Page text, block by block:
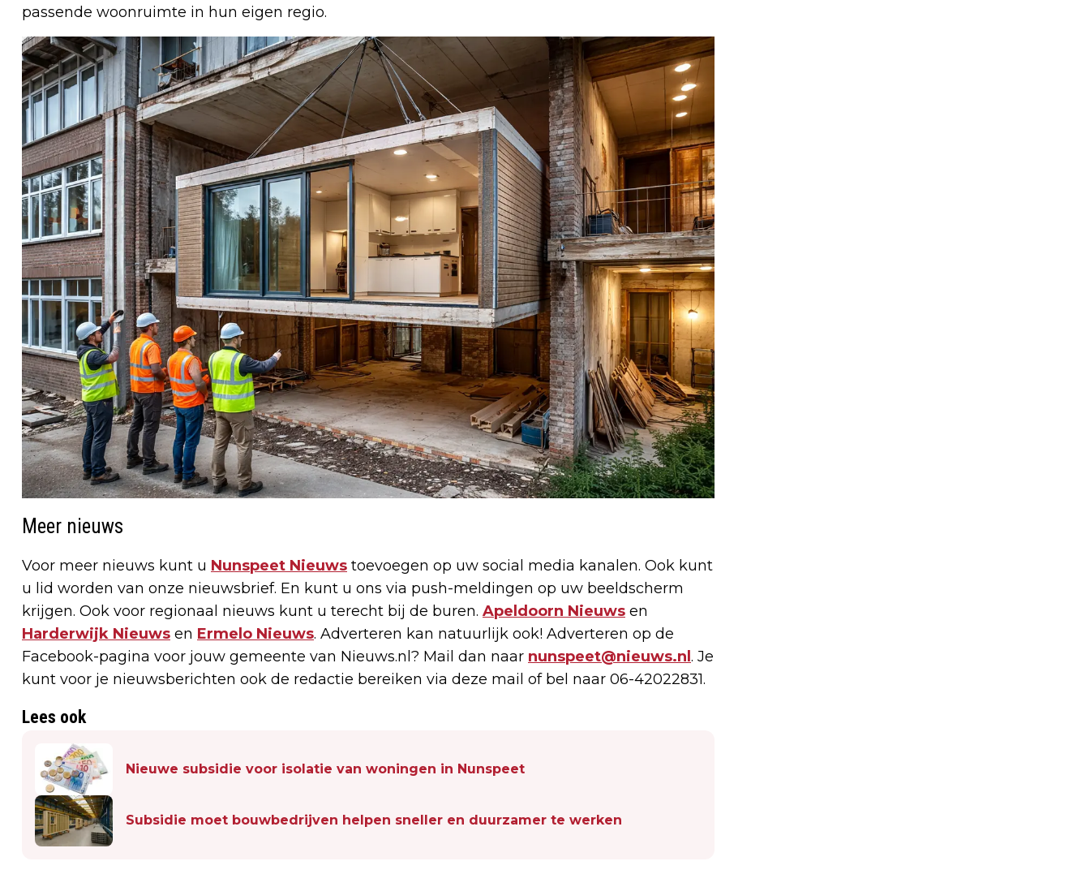
passende woonruimte in hun eigen regio.
Meer nieuws
Voor meer nieuws kunt u Nunspeet Nieuws toevoegen op uw social media kanalen. Ook kunt
u lid worden van onze nieuwsbrief. En kunt u ons via push-meldingen op uw beeldscherm
krijgen. Ook voor regionaal nieuws kunt u terecht bij de buren. Apeldoorn Nieuws en
Harderwijk Nieuws en Ermelo Nieuws. Adverteren kan natuurlijk ook! Adverteren op de
Facebook-pagina voor jouw gemeente van Nieuws.nl? Mail dan naar nunspeet@nieuws.nl . Je
kunt voor je nieuwsberichten ook de redactie bereiken via deze mail of bel naar 06-42022831.
Lees ook
Nieuwe subsidie voor isolatie van woningen in Nunspeet
Subsidie moet bouwbedrijven helpen sneller en duurzamer te werken